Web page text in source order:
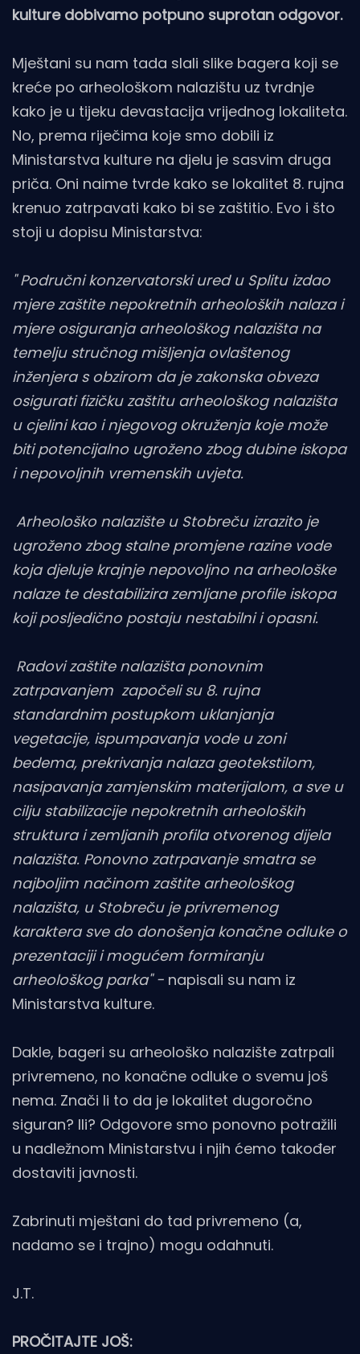
kulture dobivamo potpuno suprotan odgovor.
Mještani su nam tada slali slike bagera koji se
kreće po arheološkom nalazištu uz tvrdnje
kako je u tijeku devastacija vrijednog lokaliteta.
No, prema riječima koje smo dobili iz
Ministarstva kulture na djelu je sasvim druga
priča. Oni naime tvrde kako se lokalitet 8. rujna
krenuo zatrpavati kako bi se zaštitio. Evo i što
stoji u dopisu Ministarstva:
" Područni konzervatorski ured u Splitu izdao
mjere zaštite nepokretnih arheoloških nalaza i
mjere osiguranja arheološkog nalazišta na
temelju stručnog mišljenja ovlaštenog
inženjera s obzirom da je zakonska obveza
osigurati fizičku zaštitu arheološkog nalazišta
u cjelini kao i njegovog okruženja koje može
biti potencijalno ugroženo zbog dubine iskopa
i nepovoljnih vremenskih uvjeta.
Arheološko nalazište u Stobreču izrazito je
ugroženo zbog stalne promjene razine vode
koja djeluje krajnje nepovoljno na arheološke
nalaze te destabilizira zemljane profile iskopa
koji posljedično postaju nestabilni i opasni.
Radovi zaštite nalazišta ponovnim
zatrpavanjem započeli su 8. rujna
standardnim postupkom uklanjanja
vegetacije, ispumpavanja vode u zoni
bedema, prekrivanja nalaza geotekstilom,
nasipavanja zamjenskim materijalom, a sve u
cilju stabilizacije nepokretnih arheoloških
struktura i zemljanih profila otvorenog dijela
nalazišta. Ponovno zatrpavanje smatra se
najboljim načinom zaštite arheološkog
nalazišta, u Stobreču je privremenog
karaktera sve do donošenja konačne odluke o
prezentaciji i mogućem formiranju
arheološkog parka" - napisali su nam iz
Ministarstva kulture.
Dakle, bageri su arheološko nalazište zatrpali
privremeno, no konačne odluke o svemu još
nema. Znači li to da je lokalitet dugoročno
siguran? Ili? Odgovore smo ponovno potražili
u nadležnom Ministarstvu i njih ćemo također
dostaviti javnosti.
Zabrinuti mještani do tad privremeno (a,
nadamo se i trajno) mogu odahnuti.
J.T.
PROČITAJTE JOŠ: